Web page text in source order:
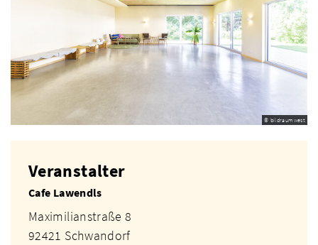
© bildraumwest
Veranstalter
Cafe Lawendls
Maximilianstraße 8
92421 Schwandorf